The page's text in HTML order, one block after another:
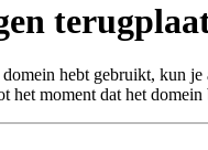
hebt gebruikt, kun
het moment dat het